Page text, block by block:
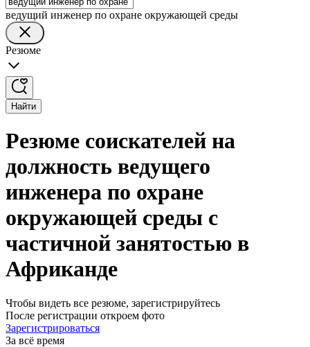
ведущий инженер по охране окружающей среды
Резюме
Найти
Резюме соискателей на
должность ведущего
инженера по охране
окружающей среды с
частичной занятостью в
Африканде
Чтобы видеть все резюме, зарегистрируйтесь
После регистрации откроем фото
Зарегистрироваться
За всё время